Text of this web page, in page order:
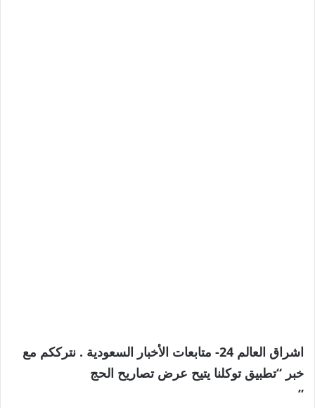
اشراق العالم 24- متابعات الأخبار السعودية . نترككم مع
خبر “تطبيق توكلنا يتيح عرض تصاريح الحج
”